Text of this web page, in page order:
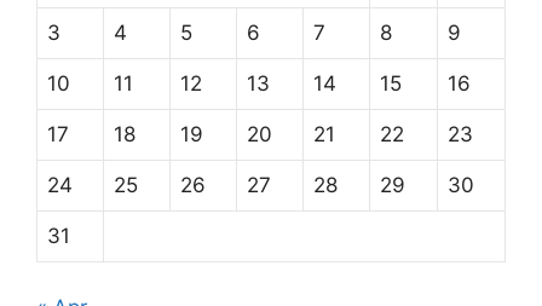
3 4 5 6 7 8 9
10 11 12 13 14 15 16
17 18 19 20 21 22 23
24 25 26 27 28 29 30
31